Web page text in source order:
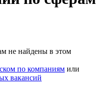
не найдены в этом
по компаниям или
вакансий